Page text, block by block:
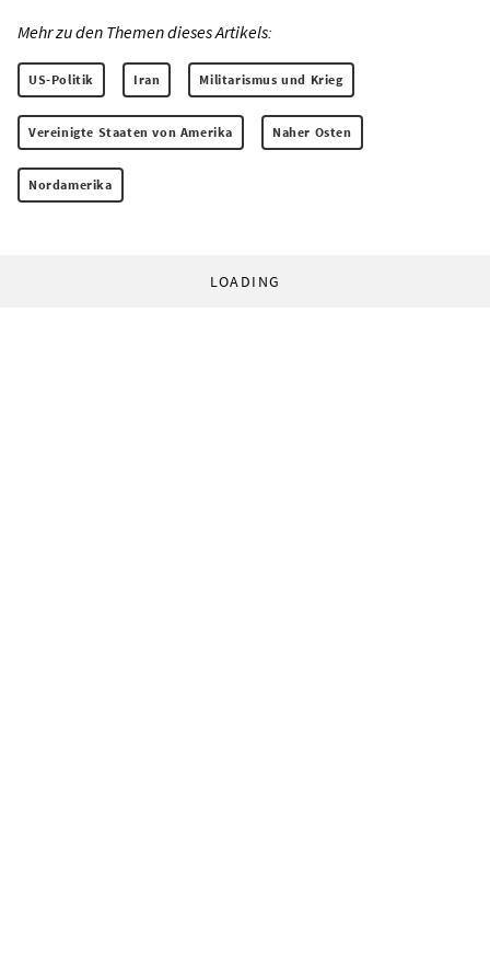
Mehr zu den Themen dieses Artikels:
US-Politik Iran Militarismus und Krieg
Vereinigte Staaten von Amerika Naher Osten
Nordamerika
LOADING